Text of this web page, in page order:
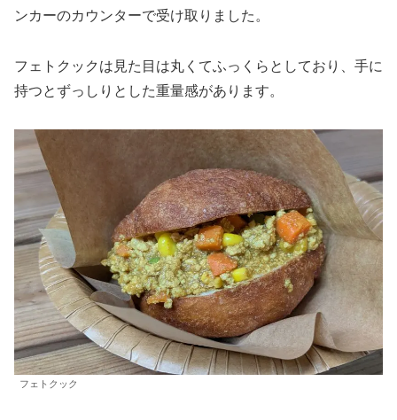
ンカーのカウンターで受け取りました。
フェトクックは見た目は丸くてふっくらとしており、手に
持つとずっしりとした重量感があります。
フェトクック